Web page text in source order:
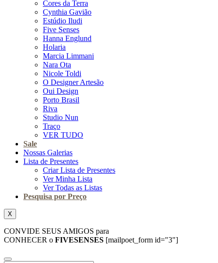
Cores da Terra
Cynthia Gavião
Estúdio Iludi
Five Senses
Hanna Englund
Holaria
Marcia Limmani
Nara Ota
Nicole Toldi
O Designer Artesão
Oui Design
Porto Brasil
Riva
Studio Nun
Traço
VER TUDO
Sale
Nossas Galerias
Lista de Presentes
Criar Lista de Presentes
Ver Minha Lista
Ver Todas as Listas
Pesquisa por Preço
X
CONVIDE SEUS AMIGOS para
CONHECER o FIVESENSES [mailpoet_form id="3"]